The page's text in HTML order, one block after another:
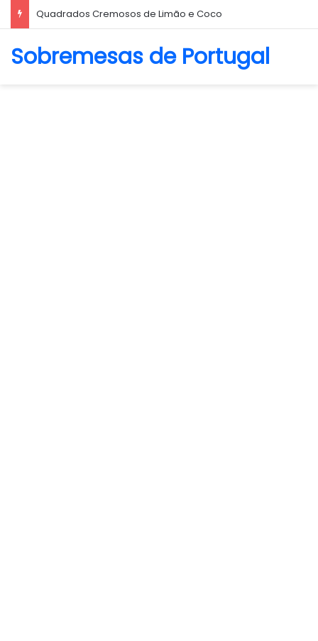
Quadrados Cremosos de Limão e Coco
Sobremesas de Portugal